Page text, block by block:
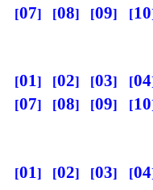
07
08 09 10
01 02 03 04
07
08 09 10
01 02 03 04